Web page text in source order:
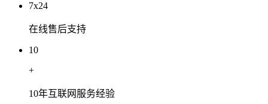
7x24
在线售后支持
10
+
10年互联网服务经验